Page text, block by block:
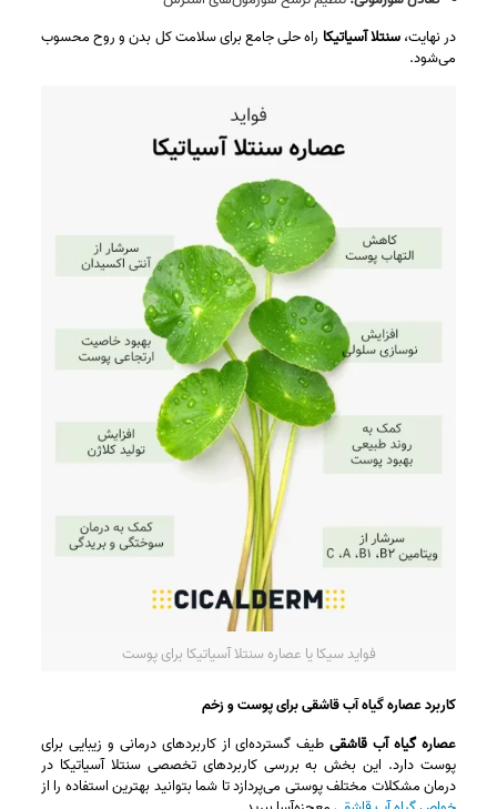
در نهایت،سنتلا آسیاتیکا راه حلی جامع برای سلامت کل بدن و روح محسوب
می‌شود.
فواید سیکا یا عصاره سنتلا آسیاتیکا برای پوست
کاربرد عصاره گیاه آب قاشقی برای پوست و زخم
عصاره گیاه آب قاشقیطیف گسترده‌ای از کاربردهای درمانی و زیبایی برای
پوست دارد. این بخش به بررسی کاربردهای تخصصی سنتلا آسیاتیکا در
درمان مشکلات مختلف پوستی می‌پردازد تا شما بتوانید بهترین استفاده را از